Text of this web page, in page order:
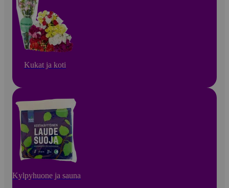
Kukat ja koti
Kylpyhuone ja sauna